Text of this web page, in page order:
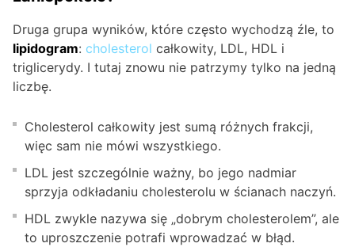
Druga grupa wyników, które często wychodzą źle, to
lipidogram: cholesterol całkowity, LDL, HDL i
triglicerydy. I tutaj znowu nie patrzymy tylko na jedną
liczbę.
Cholesterol całkowity jest sumą różnych frakcji,
więc sam nie mówi wszystkiego.
LDL jest szczególnie ważny, bo jego nadmiar
sprzyja odkładaniu cholesterolu w ścianach naczyń.
HDL zwykle nazywa się „dobrym cholesterolem”, ale
to uproszczenie potrafi wprowadzać w błąd.